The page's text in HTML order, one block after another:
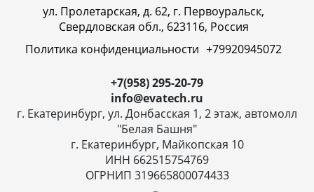
ул. Пролетарская, д. 62, г. Первоуральск,
Свердловская обл., 623116, Россия
Политика конфиденциальности +79920945072
+7(958) 295-20-79
info@evatech.ru
г. Екатеринбург, ул. Донбасская 1, 2 этаж, автомолл
"Белая Башня"
г. Екатеринбург, Майкопская 10
ИНН 662515754769
ОГРНИП 319665800074433